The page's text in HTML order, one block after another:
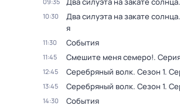
10:30 Два силуэта на закате солнца
я
11:30 События
11:45 Смешите меня семеро!.
12:45 Серебряный волк. Сезон 1.
13:45 Серебряный волк. Сезон 1.
14:30 События